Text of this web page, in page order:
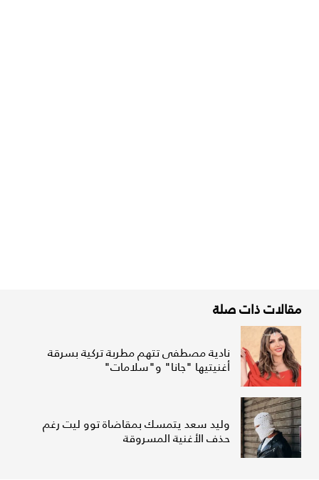
مقالات ذات صلة
نادية مصطفى تتهم مطربة تركية بسرقة
أغنيتيها "جانا" و"سلامات"
وليد سعد يتمسك بمقاضاة توو ليت رغم
حذف الأغنية المسروقة